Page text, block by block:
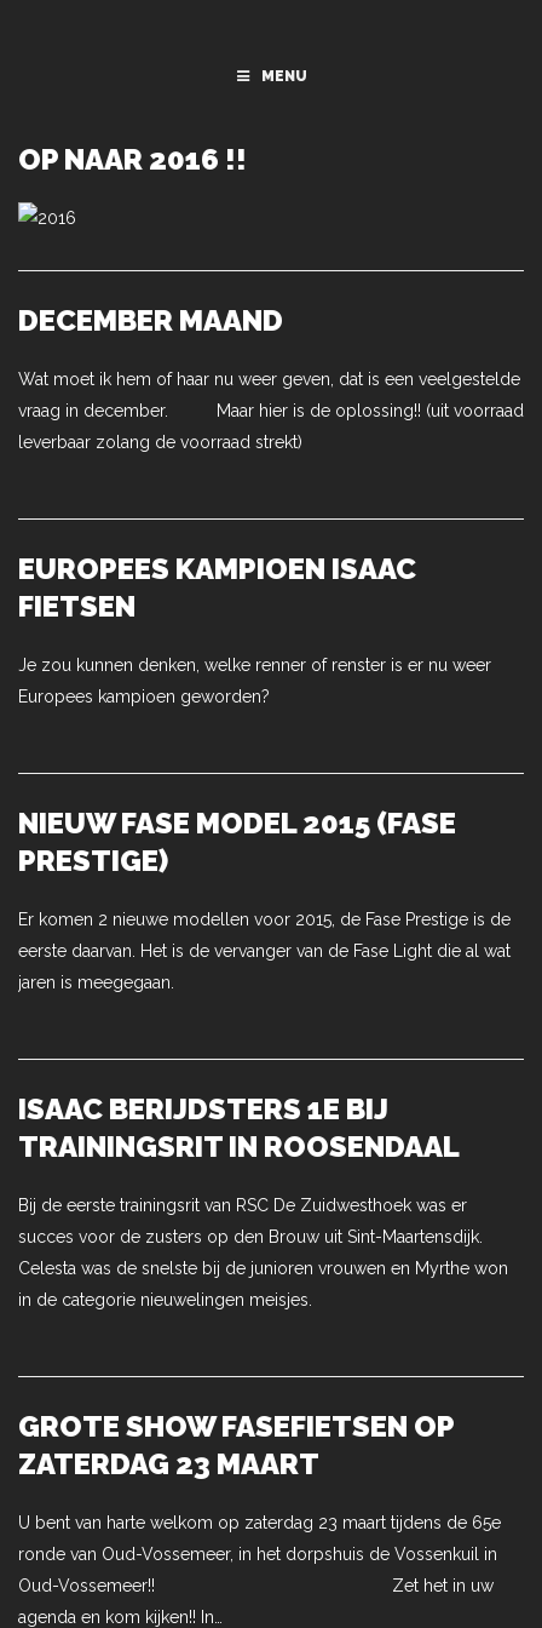
MENU
OP NAAR 2016 !!
DECEMBER MAAND
Wat moet ik hem of haar nu weer geven, dat is een veelgestelde
vraag in december. Maar hier is de oplossing!! (uit voorraad
leverbaar zolang de voorraad strekt)
EUROPEES KAMPIOEN ISAAC
FIETSEN
Je zou kunnen denken, welke renner of renster is er nu weer
Europees kampioen geworden?
NIEUW FASE MODEL 2015 (FASE
PRESTIGE)
Er komen 2 nieuwe modellen voor 2015, de Fase Prestige is de
eerste daarvan. Het is de vervanger van de Fase Light die al wat
jaren is meegegaan.
ISAAC BERIJDSTERS 1E BIJ
TRAININGSRIT IN ROOSENDAAL
Bij de eerste trainingsrit van RSC De Zuidwesthoek was er
succes voor de zusters op den Brouw uit Sint-Maartensdijk.
Celesta was de snelste bij de junioren vrouwen en Myrthe won
in de categorie nieuwelingen meisjes.
GROTE SHOW FASEFIETSEN OP
ZATERDAG 23 MAART
U bent van harte welkom op zaterdag 23 maart tijdens de 65e
ronde van Oud-Vossemeer, in het dorpshuis de Vossenkuil in
Oud-Vossemeer!! Zet het in uw
agenda en kom kijken!! In…